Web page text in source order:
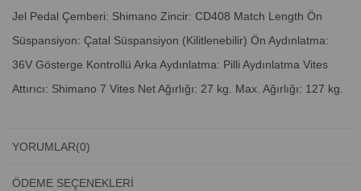
Jel Pedal Çemberi: Shimano Zincir: CD408 Match Length Ön
Süspansiyon: Çatal Süspansiyon (Kilitlenebilir) Ön Aydınlatma:
36V Gösterge Kontrollü Arka Aydınlatma: Pilli Aydınlatma Vites
Attırıcı: Shimano 7 Vites Net Ağırlığı: 27 kg. Max. Ağırlığı: 127 kg.
YORUMLAR(0)
ÖDEME SEÇENEKLERI